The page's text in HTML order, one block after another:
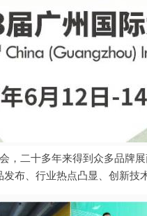
，二十多年来得到众多品牌
发布、行业热点凸显、创新技